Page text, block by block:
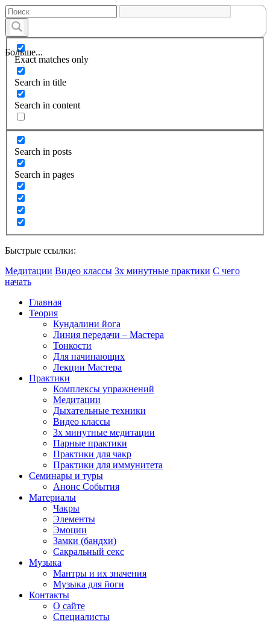
Больше...
Exact matches only
Search in title
Search in content
Search in posts
Search in pages
Быстрые ссылки:
Медитации Видео классы 3х минутные практики С чего
начать
Главная
Теория
Кундалини йога
Линия передачи – Мастера
Тонкости
Для начинающих
Лекции Мастера
Практики
Комплексы упражнений
Медитации
Дыхательные техники
Видео классы
3х минутные медитации
Парные практики
Практики для чакр
Практики для иммунитета
Семинары и туры
Анонс События
Материалы
Чакры
Элементы
Эмоции
Замки (бандхи)
Сакральный секс
Музыка
Мантры и их значения
Музыка для йоги
Контакты
О сайте
Специалисты